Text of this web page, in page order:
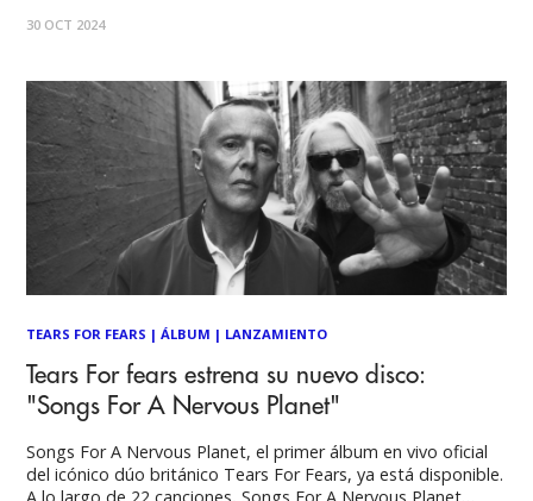
reciente gira Tipping Point Tour Part II más cuatro cortes de
30 OCT 2024
TEARS FOR FEARS |ÁLBUM | LANZAMIENTO
Tears For fears estrena su nuevo disco:
"Songs For A Nervous Planet"
Songs For A Nervous Planet, el primer álbum en vivo oficial
del icónico dúo británico Tears For Fears, ya está disponible.